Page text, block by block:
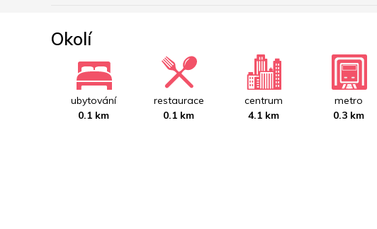
Okolí
ubytování
0.1 km
restaurace
0.1 km
centrum
4.1 km
metro
0.3 km